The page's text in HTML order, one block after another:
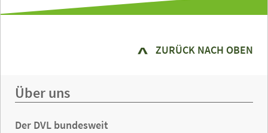
ZURÜCK NACH OBEN
Über uns
Der DVL bundesweit